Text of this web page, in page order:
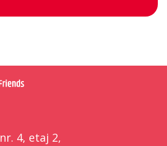
4, etaj 2,